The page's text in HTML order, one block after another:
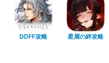
DDFF攻略 星屑の絆攻略